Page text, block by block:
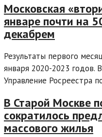
Московская
январе почти на
декабрем
Результаты первого
января 2020-2023 годов.
Управление Росреестра
В Старой Москве
сократилось
массового жилья